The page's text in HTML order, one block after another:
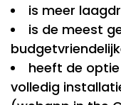
is meer
is de meest
heeft de
volledig